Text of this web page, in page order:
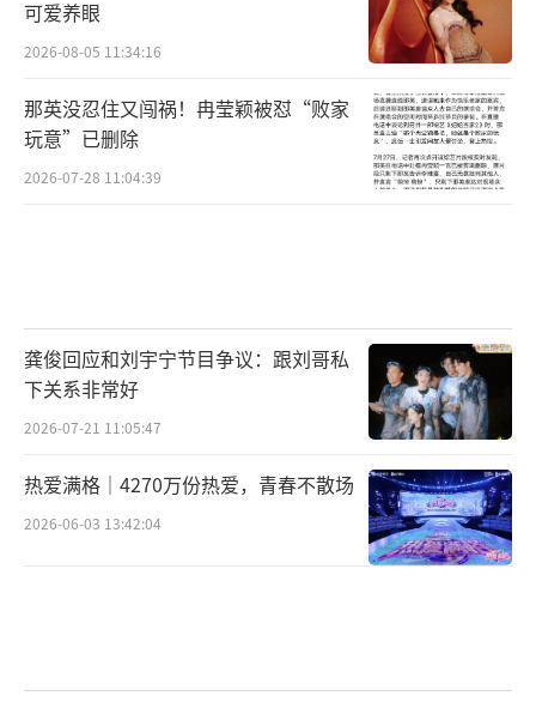
可爱养眼
2026-08-05 11:34:16
那英没忍住又闯祸！冉莹颖被怼“败家
玩意”已删除
2026-07-28 11:04:39
龚俊回应和刘宇宁节目争议：跟刘哥私
下关系非常好
2026-07-21 11:05:47
热爱满格｜4270万份热爱，青春不散场
2026-06-03 13:42:04